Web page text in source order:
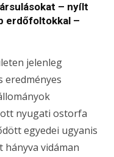
– nyílt
erdőfoltokkal –
jelenleg
eredményes
nyugati ostorfa
egyedei ugyanis
vidáman